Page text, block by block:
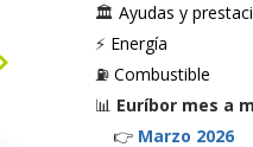
🏛️ Ayudas y
⚡ Energía
⛽ Combustible
📊 Euríbor mes a
👉 Marzo 2026